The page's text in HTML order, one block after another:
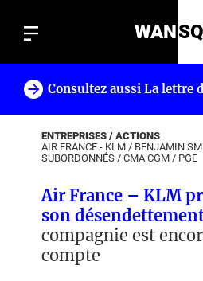
WAN
Consultez aussi La lettre
ENTREPRISES / ACTIONS
AIR FRANCE - KLM / BENJAMIN
SUBORDONNÉS / CMA CGM / PGE
Air France – KLM
son
compagnie est
compte